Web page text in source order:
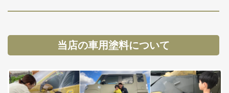
当店の車用塗料について